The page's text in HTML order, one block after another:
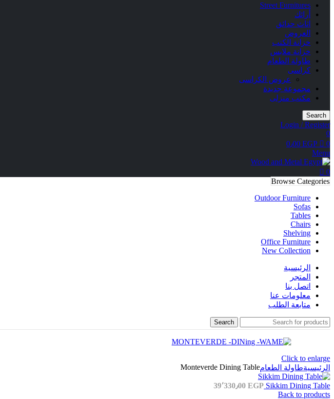
Street Furnitures
أرائك
اثاث حدائق
العروض
خزانة الكتب
خزانة ملابس
طاولة الطعام
كراسى
عروض الكراسى
مجموعة جديدة
مكتب منزلى
Search
Login / Register
0
0
0٫00 EGP
Menu
0
Browse Categories
Outdoor Furniture
Sofas
Tables
Chairs
Shelving
Office Furniture
New Collection
الرئيسية
المتجر
اتصل بنا
معلومات عنا
متابعة الطلب
Search
Click to enlarge
الرئيسيةطاولة الطعامMonteverde Dining Table
Sikkim Dining Table 39٬330٫00 EGP
Back to products